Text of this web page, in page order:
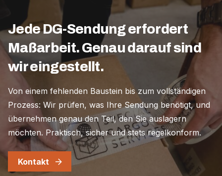
Jede DG-Sendung erfordert
Maßarbeit. Genau darauf sind
wir eingestellt.
Von einem fehlenden Baustein bis zum vollständigen
Prozess: Wir prüfen, was Ihre Sendung benötigt, und
übernehmen genau den Teil, den Sie auslagern
möchten. Praktisch, sicher und stets regelkonform.
Kontakt